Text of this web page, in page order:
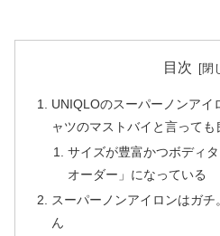
目次
UNIQLOのスーパーノンアイ
ャツのマストバイと言って
サイズが豊富かつボディ
オーダー」になっている
スーパーノンアイロンはガ
ん